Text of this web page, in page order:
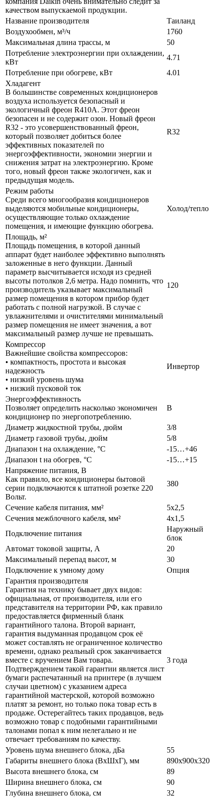
качеством выпускаемой продукции.
Название производителя
Таиланд
Воздухообмен, м³/ч
1760
Максимальная длина трассы, м
50
Потребление электроэнергии при охлаждении,
кВт
4.71
Потребление при обогреве, кВт
4.01
Хладагент
В большинстве современных кондиционеров
воздуха используется безопасный и
экологичный фреон R410A. Этот фреон
безопасен и не содержит озон. Новый фреон
R32 - это усовершенствованный фреон,
который позволяет добиться более
эффективных показателей по
энергоэффективности, экономии энергии и
снижения затрат на электроэнергию. Кроме
того, новый фреон также экологичен, как и
предыдущая модель.
R32
Режим работы
Среди всего многообразия кондиционеров
выделяются мобильные кондиционеры,
осуществляющие только охлаждение
помещения, и имеющие функцию обогрева.
Холод/тепло
Площадь, м²
Площадь помещения, в которой данный
аппарат будет наиболее эффективно выполнять
заложенные в него функции. Данный
параметр высчитывается исходя из средней
высоты потолков 2,6 метра. Надо помнить, что
производитель указывает максимальный
размер помещения в котором прибор будет
работать с полной нагрузкой. В случае с
увлажнителями и очистителями минимальный
размер помещения не имеет значения, а вот
максимальный размер лучше не превышать.
120
Компрессор
Важнейшие свойства компрессоров:
• компактность, простота и высокая
надежность
• низкий уровень шума
• низкий пусковой ток
Инвертор
Энергоэффективность
Позволяет определить насколько экономичен
кондиционер по энергопотреблению.
B
Диаметр жидкостной трубы, дюйм
3/8
Диаметр газовой трубы, дюйм
5/8
Диапазон t на охлаждение, °С
-15…+46
Диапазон t на обогрев, °С
-15…+15
Напряжение питания, В
Как правило, все кондиционеры бытовой
серии подключаются к штатной розетке 220
Вольт.
380
Сечение кабеля питания, мм²
5х2,5
Сечения межблочного кабеля, мм²
4х1,5
Подключение питания
Наружный
блок
Автомат токовой защиты, А
20
Максимальный перепад высот, м
30
Подключение к умному дому
Опция
Гарантия производителя
Гарантия на технику бывает двух видов:
официальная, от производителя, или его
представителя на территории РФ, как правило
предоставляется фирменный бланк
гарантийного талона. Второй вариант,
гарантия выдуманная продавцом срок её
может составлять не ограниченное количество
времени, однако реальный срок заканчивается
вместе с вручением Вам товара.
Подтверждением такой гарантии является лист
бумаги распечатанный на принтере (в лучшем
случаи цветном) с указанием адреса
гарантийной мастерской, которой возможно
платят за ремонт, но только пока товар есть в
продаже. Остерегайтесь таких продавцов, ведь
возможно товар с подобными гарантийными
талонами попал к ним нелегально и не
отвечает требованиям по качеству.
3 года
Уровень шума внешнего блока, дБа
55
Габариты внешнего блока (ВхШхГ), мм
890x900x320
Высота внешнего блока, см
89
Ширина внешнего блока, см
90
Глубина внешнего блока, см
32